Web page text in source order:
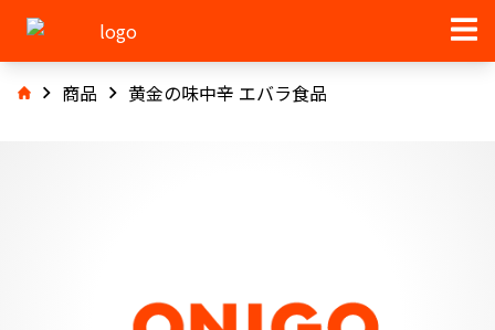
商品 黄金の味中辛 エバラ食品